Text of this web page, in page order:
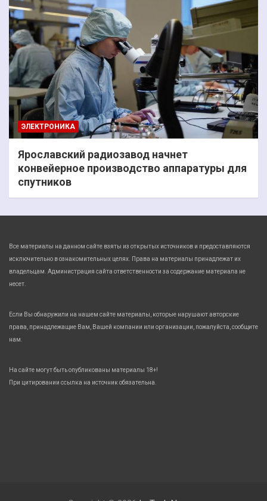
ЭЛЕКТРОНИКА
Ярославский радиозавод начнет
конвейерное производство аппаратуры для
спутников
Все материалы на данном сайте взяты из открытых источников и предоставляются
исключительно в ознакомительных целях. Права на материалы принадлежат их
владельцам. Администрация сайта ответственности за содержание материала не
несет.
Если Вы обнаружили на нашем сайте материалы, которые нарушают авторские
права, принадлежащие Вам, Вашей компании или организации, пожалуйста, сообщите
нам.
На сайте могут быть опубликованы материалы 18+!
При цитировании ссылка на источник обязательна.